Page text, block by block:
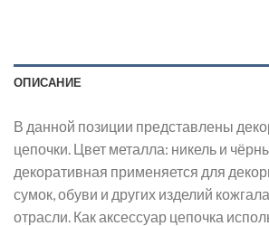
ОПИСАНИЕ
В данной позиции представлены
цепочки. Цвет металла: никель и
декоративная применяется для
сумок, обуви и других изделий
отрасли. Как аксессуар цепочка